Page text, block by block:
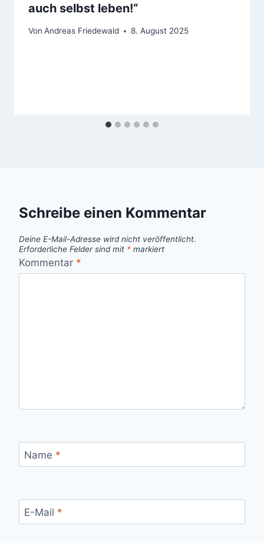
auch selbst leben!“
Von Andreas Friedewald 8. August 2025
Schreibe einen Kommentar
Deine E-Mail-Adresse wird nicht veröffentlicht.
Erforderliche Felder sind mit * markiert
Kommentar *
Name *
E-Mail *